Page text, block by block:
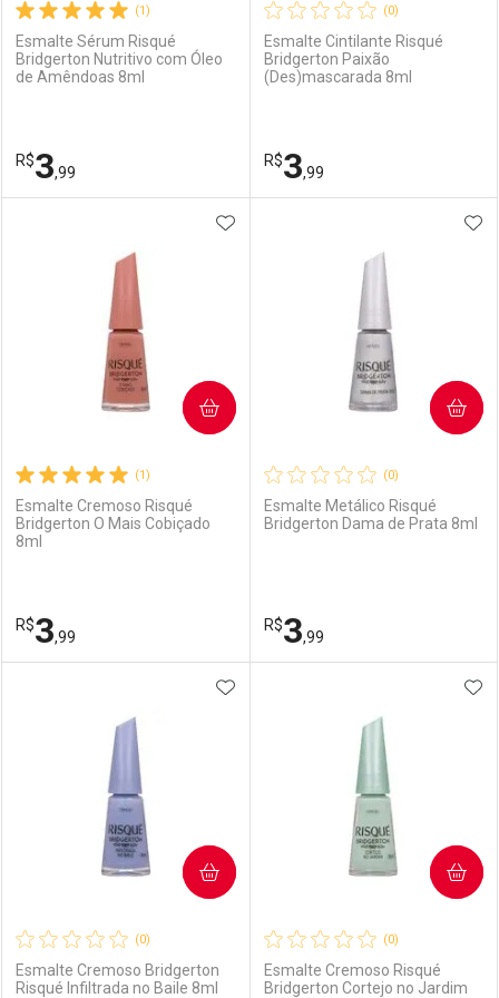
(1)
Esmalte Sérum Risqué
Bridgerton Nutritivo com Óleo
de Amêndoas 8ml
R$3,99
Laboratório
Comprar sem Desconto
Por R$ 3,99/cada
Por Menos
Por R$ 3,99/cada
(0)
Esmalte Cintilante Risqué
Bridgerton Paixão
(Des)mascarada 8ml
R$3,99
Laboratório
Comprar sem Desconto
Por R$ 3,99/cada
Por Menos
Por R$ 3,99/cada
(1)
Esmalte Cremoso Risqué
Bridgerton O Mais Cobiçado
8ml
R$3,99
ADICIONAR AOS FAVORITOS
COMPRAR
Laboratório
Por Menos
(0)
Esmalte Metálico Risqué
Bridgerton Dama de Prata 8ml
R$3,99
COMPRAR
Laboratório
Por Menos
(0)
Esmalte Cremoso Bridgerton
Risqué Infiltrada no Baile 8ml
ADICIONAR AOS FAVORITOS
COMPRAR
(0)
Esmalte Cremoso Risqué
Bridgerton Cortejo no Jardim
COMPRAR